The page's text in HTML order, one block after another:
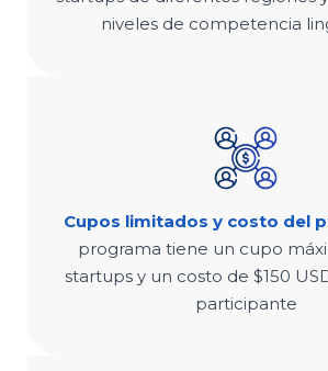
niveles de competencia
Cupos limitados y costo del
programa tiene un cupo
startups y un costo de $150
participante